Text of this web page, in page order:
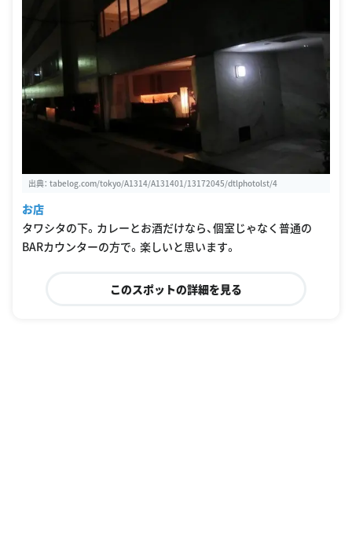
出典： tabelog.com/tokyo/A1314/A131401/13172045/dtlphotolst/4
お店
タワシタの下。カレーとお酒だけなら、個室じゃなく普通の
BARカウンターの方で。楽しいと思います。
このスポットの詳細を見る